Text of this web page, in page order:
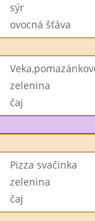
sýr
ovocná šťáva
zelenina
čaj
Pizza svačinka
zelenina
čaj